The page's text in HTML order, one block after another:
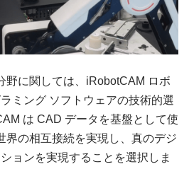
野に関しては、iRobotCAM ロボ
ミング ソフトウェアの技術的選
は CAD データを基盤として使
界の相互接続を実現し、真のデジ
ョンを実現することを選択しま